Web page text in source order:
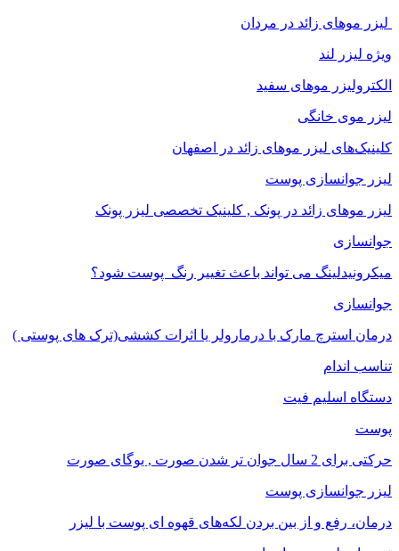
لیزر موهای زائد در مردان
ویژه لیزر لند
الکترولیزر موهای سفید
لیزر موی خانگی
کلینیک‌های لیزر موهای زائد در اصفهان
لیزر جوانسازی پوست
لیزر موهای زائد در پونک , کلینیک تخصصی لیزر پونک
جوانسازی
میکرونیدلینگ می تواند باعث تغییر رنگ ‍ پوست شود؟
جوانسازی
درمان استرچ مارک با درمارولر یا اثرات کششی(ترک های پوستی )
تناسب اندام
دستگاه اسلیم فیت
پوست
حرکتی برای 2 سال جوان تر شدن صورت , یوگای صورت
لیزر جوانسازی پوست
درمان، رفع و از بین بردن لکه‌های قهوه ای پوست با لیزر